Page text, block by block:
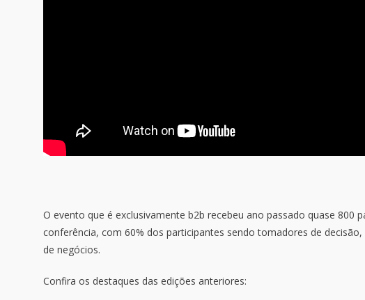
O evento que é exclusivamente b2b recebeu ano passado quase 800
conferência, com 60% dos participantes sendo tomadores de
de negócios.
Confira os destaques das edições anteriores: